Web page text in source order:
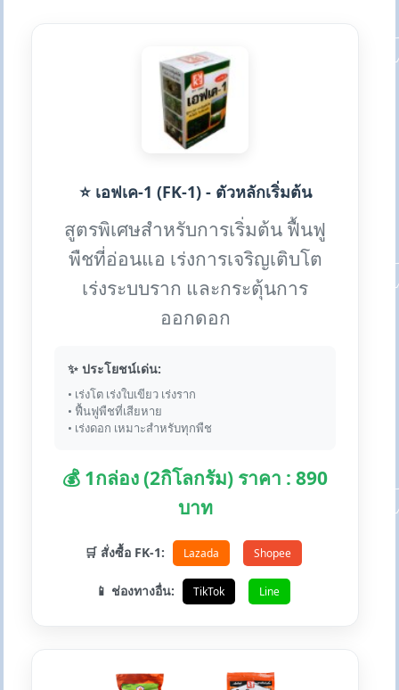
⭐ เอฟเค-1 (FK-1) - ตัวหลักเริ่มต้น
สูตรพิเศษสำหรับการเริ่มต้น ฟื้นฟู
พืชที่อ่อนแอ เร่งการเจริญเติบโต
เร่งระบบราก และกระตุ้นการ
ออกดอก
✨ ประโยชน์เด่น:
• เร่งโต เร่งใบเขียว เร่งราก
• ฟื้นฟูพืชที่เสียหาย
• เร่งดอก เหมาะสำหรับทุกพืช
💰 1กล่อง (2กิโลกรัม) ราคา : 890
บาท
🛒 สั่งซื้อ FK-1: Lazada Shopee
📱 ช่องทางอื่น: TikTok Line